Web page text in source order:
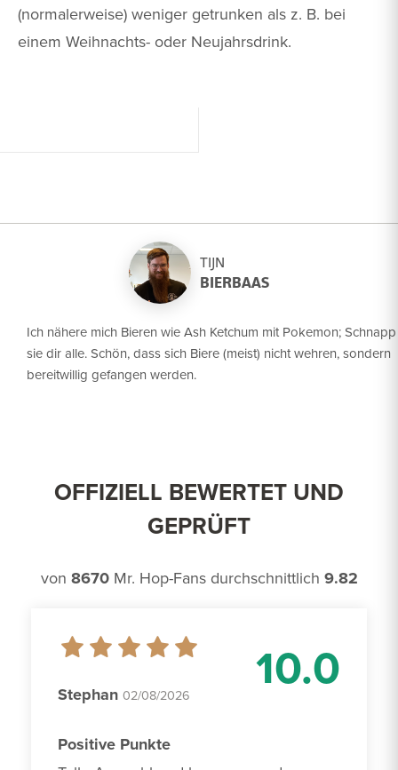
(normalerweise) weniger getrunken als z. B. bei
einem Weihnachts- oder Neujahrsdrink.
TIJN
BIERBAAS
Ich nähere mich Bieren wie Ash Ketchum mit Pokemon; Schnapp
sie dir alle. Schön, dass sich Biere (meist) nicht wehren, sondern
bereitwillig gefangen werden.
OFFIZIELL BEWERTET UND
GEPRÜFT
von 8670Mr. Hop-Fans durchschnittlich 9.82
10.0
Stephan 02/08/2026
Positive Punkte